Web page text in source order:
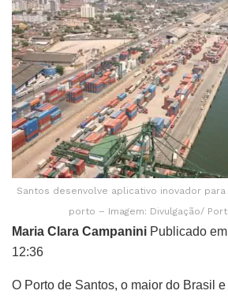
Santos desenvolve aplicativo inovador
porto – Imagem: Divulgação/
Maria Clara Campanini Publicado
12:36
O Porto de Santos, o maior do Brasil